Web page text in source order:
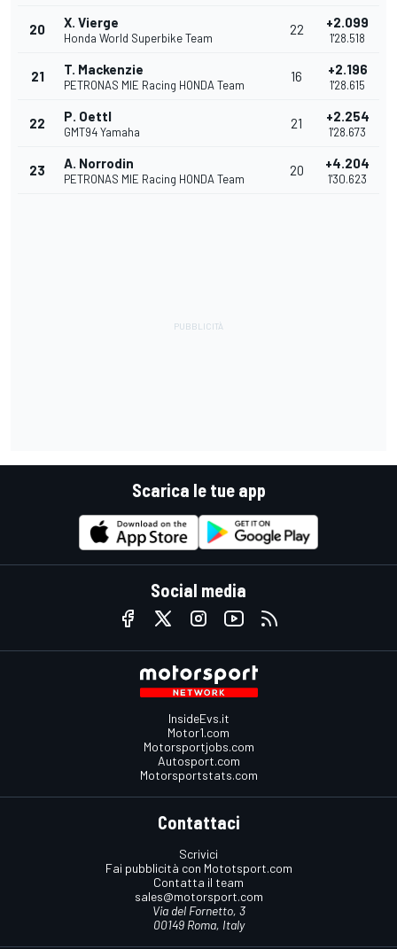
20 X. Vierge
Honda World Superbike Team
22 +2.099
1'28.518
21 T. Mackenzie
PETRONAS MIE Racing HONDA Team
16 +2.196
1'28.615
22 P. Oettl
GMT94 Yamaha
21 +2.254
1'28.673
23 A. Norrodin
PETRONAS MIE Racing HONDA Team
20 +4.204
1'30.623
Scarica le tue app
Social media
InsideEvs.it
Motor1.com
Motorsportjobs.com
Autosport.com
Motorsportstats.com
Contattaci
Scrivici
Fai pubblicità con Mototsport.com
Contatta il team
sales@motorsport.com
Via del Fornetto, 3
00149 Roma, Italy